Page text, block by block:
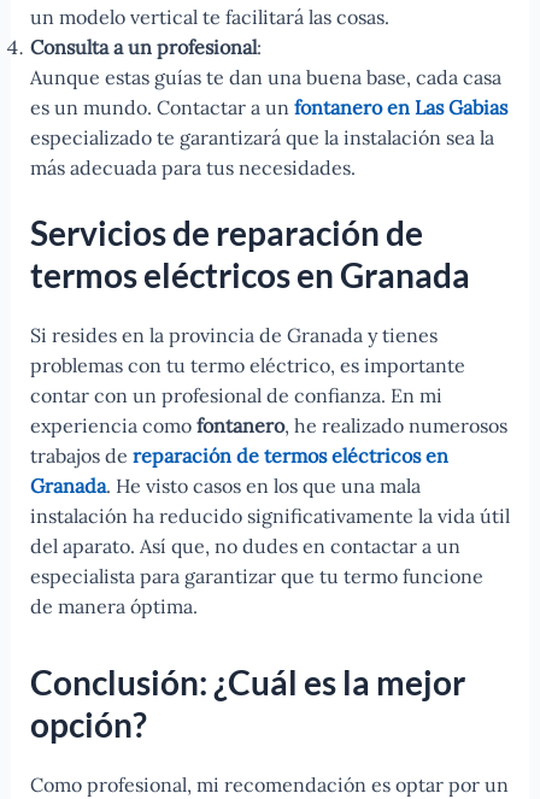
un modelo vertical te facilitará las cosas.
Consulta a un profesional:
Aunque estas guías te dan una buena base, cada casa
es un mundo. Contactar a un fontanero en Las Gabias
especializado te garantizará que la instalación sea la
más adecuada para tus necesidades.
Servicios de reparación de
termos eléctricos en Granada
Si resides en la provincia de Granada y tienes
problemas con tu termo eléctrico, es importante
contar con un profesional de confianza. En mi
experiencia como fontanero, he realizado numerosos
trabajos de reparación de termos eléctricos en
Granada. He visto casos en los que una mala
instalación ha reducido significativamente la vida útil
del aparato. Así que, no dudes en contactar a un
especialista para garantizar que tu termo funcione
de manera óptima.
Conclusión: ¿Cuál es la mejor
opción?
Como profesional, mi recomendación es optar por un